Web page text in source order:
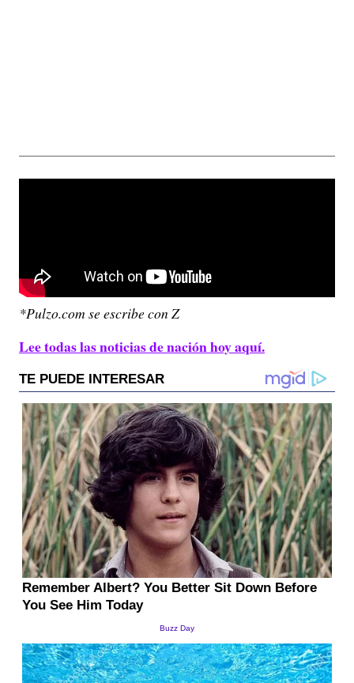
*Pulzo.com se escribe con Z
Lee todas las noticias de nación hoy aquí.